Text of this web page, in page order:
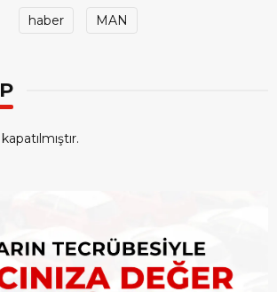
haber MAN